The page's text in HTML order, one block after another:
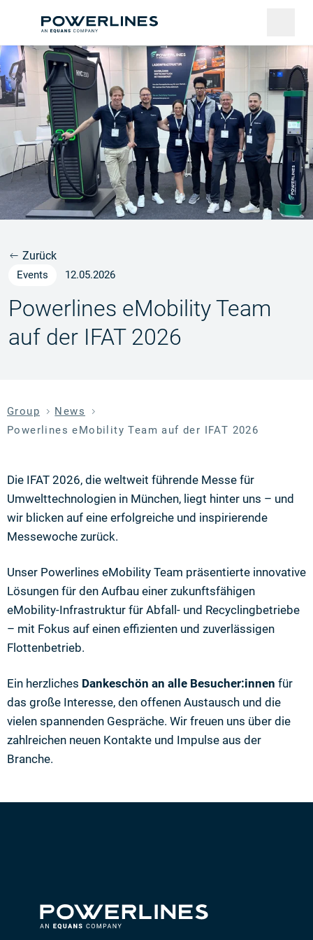
Powerlines eMobility Team
auf der IFAT 2026
Zurück
Events 12.05.2026
Group
News
Powerlines eMobility Team auf der IFAT 2026
Die IFAT 2026, die weltweit führende Messe für
Umwelttechnologien in München, liegt hinter uns – und
wir blicken auf eine erfolgreiche und inspirierende
Messewoche zurück.
Unser Powerlines eMobility Team präsentierte innovative
Lösungen für den Aufbau einer zukunftsfähigen
eMobility-Infrastruktur für Abfall- und Recyclingbetriebe
– mit Fokus auf einen effizienten und zuverlässigen
Flottenbetrieb.
Ein herzliches Dankeschön an alle Besucher:innen für
das große Interesse, den offenen Austausch und die
vielen spannenden Gespräche. Wir freuen uns über die
zahlreichen neuen Kontakte und Impulse aus der
Branche.